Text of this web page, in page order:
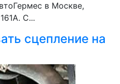
в Москве,
С...
сцепление на